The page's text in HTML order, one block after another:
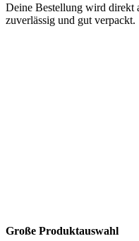
Deine Bestellung wird direkt
zuverlässig und gut verpackt.
Große Produktauswahl